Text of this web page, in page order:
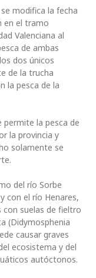
modifica la fecha
en el tramo
Valenciana al
de ambas
dos únicos
de la trucha
la pesca de la
permite la pesca de
la provincia y
solamente se
del río Sorbe
con el río Henares,
con suelas de fieltro
(Didymosphenia
causar graves
ecosistema y del
autóctonos.